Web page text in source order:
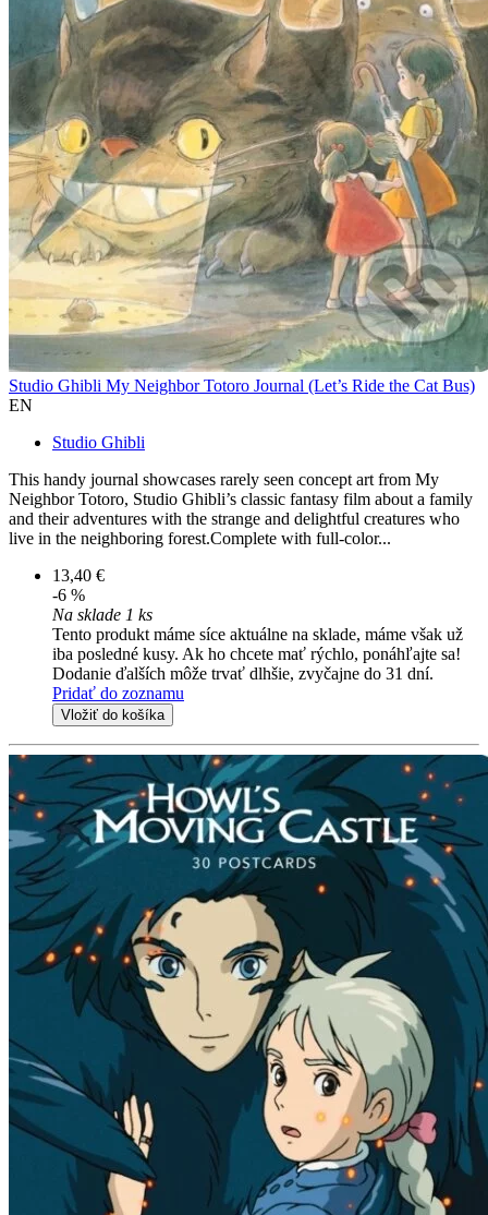
Studio Ghibli My Neighbor Totoro Journal (Let’s Ride the Cat Bus)
EN
Studio Ghibli
This handy journal showcases rarely seen concept art from My
Neighbor Totoro, Studio Ghibli’s classic fantasy film about a family
and their adventures with the strange and delightful creatures who
live in the neighboring forest.Complete with full-color...
13,40 €
-6 %
Na sklade 1 ks
Tento produkt máme síce aktuálne na sklade, máme však už
iba posledné kusy. Ak ho chcete mať rýchlo, ponáhľajte sa!
Dodanie ďalších môže trvať dlhšie, zvyčajne do 31 dní.
Pridať do zoznamu
Vložiť do košíka